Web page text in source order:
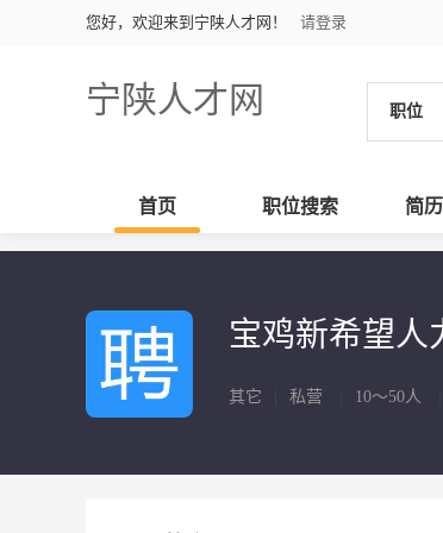
您好，欢迎来到宁陕人才网！ 请登录
宁陕人才网 职位
首页 职位搜索 简
宝鸡新希望人
其它 私营 10～50人